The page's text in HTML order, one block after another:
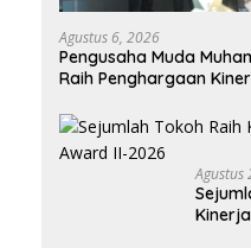
Agustus 6, 2026
Pengusaha Muda
Raih Penghargaan
Agustus